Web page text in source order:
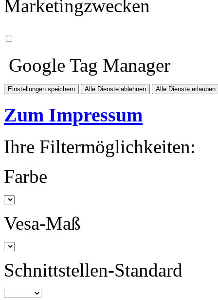
Marketingzwecken
Google Tag Manager
Einstellungen speichern Alle Dienste ablehnen Alle Dienste erlauben
Zum Impressum
Ihre Filtermöglichkeiten:
Farbe
Vesa-Maß
Schnittstellen-Standard